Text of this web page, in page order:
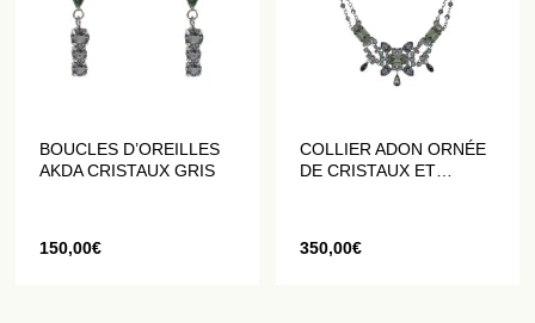
BOUCLES D’OREILLES
AKDA CRISTAUX GRIS
150,00€
COLLIER ADON ORNÉE
DE CRISTAUX ET
350,00€